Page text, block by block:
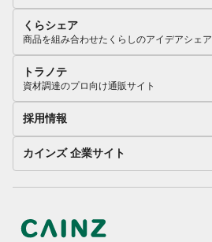
くらシェア
商品を組み合わせたくらしのアイデアシェア
トラノテ
資材調達のプロ向け通販サイト
採用情報
カインズ 企業サイト